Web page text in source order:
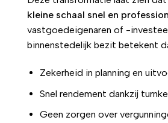
kleine schaal snel en
vastgoedeigenaren of -
binnenstedelijk bezit betekent
Zekerheid in planning en
Snel rendement dankzij
Geen zorgen over